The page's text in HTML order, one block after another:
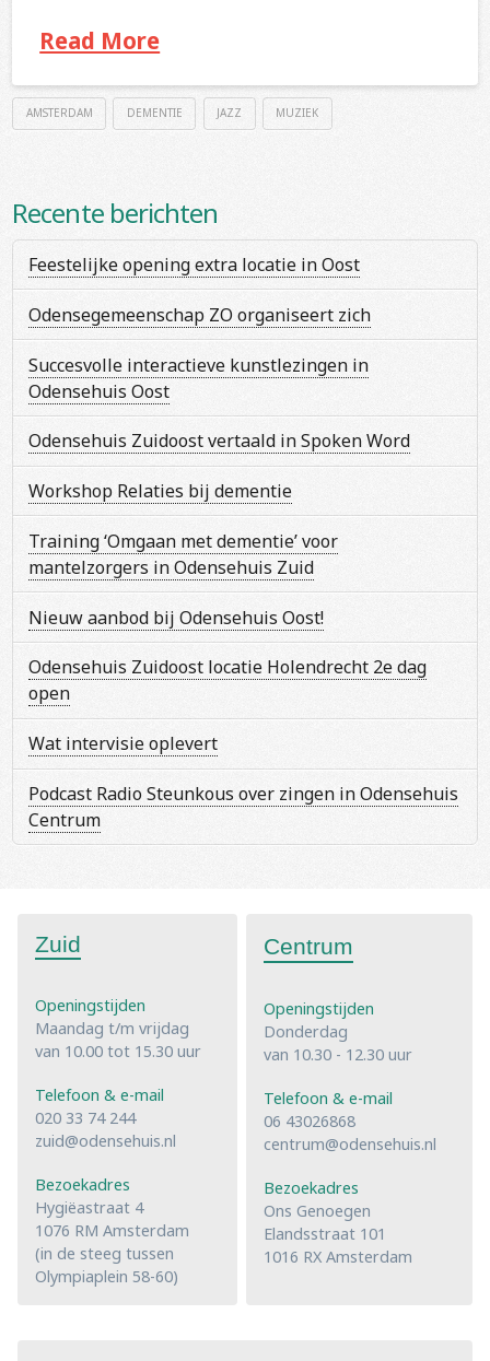
Read More
AMSTERDAM DEMENTIE JAZZ MUZIEK
Recente berichten
Feestelijke opening extra locatie in Oost
Odensegemeenschap ZO organiseert zich
Succesvolle interactieve kunstlezingen in
Odensehuis Oost
Odensehuis Zuidoost vertaald in Spoken Word
Workshop Relaties bij dementie
Training ‘Omgaan met dementie’ voor
mantelzorgers in Odensehuis Zuid
Nieuw aanbod bij Odensehuis Oost!
Odensehuis Zuidoost locatie Holendrecht 2e dag
open
Wat intervisie oplevert
Podcast Radio Steunkous over zingen in Odensehuis
Centrum
Zuid
Openingstijden
Maandag t/m vrijdag
van 10.00 tot 15.30 uur
Telefoon & e-mail
020 33 74 244
zuid@odensehuis.nl
Bezoekadres
Hygiëastraat 4
1076 RM Amsterdam
(in de steeg tussen
Olympiaplein 58-60)
Centrum
Openingstijden
Donderdag
van 10.30 - 12.30 uur
Telefoon & e-mail
06 43026868
centrum@odensehuis.nl
Bezoekadres
Ons Genoegen
Elandsstraat 101
1016 RX Amsterdam